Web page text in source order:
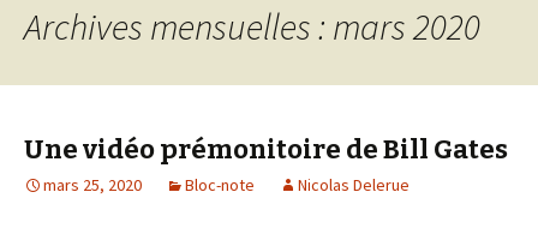
principal
Archives mensuelles : mars 2020
Une vidéo prémonitoire de Bill Gates
mars 25, 2020 Bloc-note Nicolas Delerue